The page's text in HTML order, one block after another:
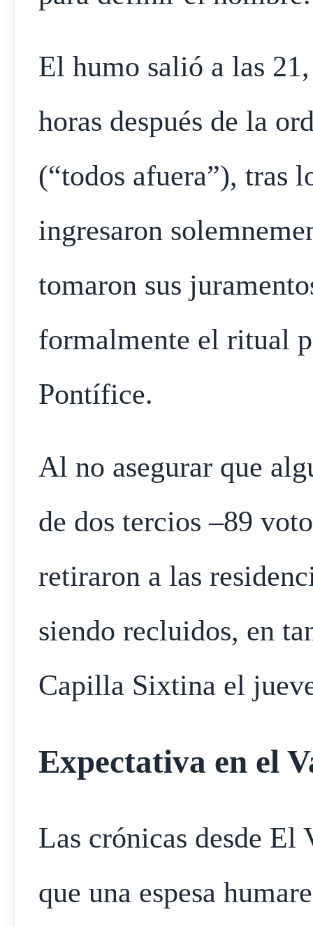
El humo salió a las
horas después de la
(“todos afuera”), tras
ingresaron
tomaron sus
formalmente el ritual
Pontífice.
Al no asegurar que
de dos tercios –89
retiraron a las
siendo recluidos, en
Capilla Sixtina el
Expectativa en el
Las crónicas desde El
que una espesa